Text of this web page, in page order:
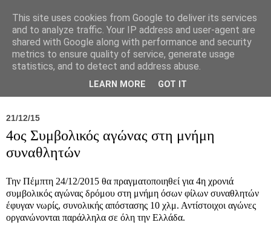
Σύλλογος Ιπποκράτειος
21/12/15
4ος Συμβολικός αγώνας στη μνήμη
συναθλητών
Την Πέμπτη 24/12/2015 θα πραγματοποιηθεί για 4η χρονιά
συμβολικός αγώνας δρόμου στη μνήμη όσων φίλων συναθλητών
έφυγαν νωρίς, συνολικής απόστασης 10 χλμ. Αντίστοιχοι αγώνες
οργανώνονται παράλληλα σε όλη την Ελλάδα.
This site uses cookies from Google to deliver its services
and to analyze traffic. Your IP address and user-agent are
shared with Google along with performance and security
metrics to ensure quality of service, generate usage
statistics, and to detect and address abuse.
LEARN MORE GOT IT